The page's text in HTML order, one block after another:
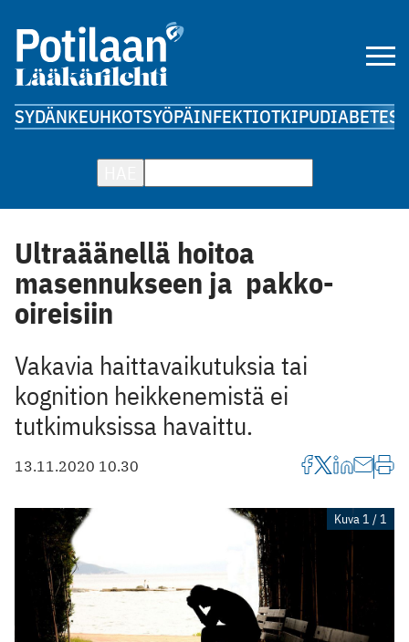
SYDÄNKEUHKOTSYÖPÄINFEKTIOTKIPUDIABETES
Ultraäänellä hoitoa
masennukseen ja ­ pakko-
oireisiin
Vakavia haittavaikutuksia tai
kognition heikkenemistä ei
tutkimuksissa havaittu.
13.11.2020 10.30
Kuva 1 / 1